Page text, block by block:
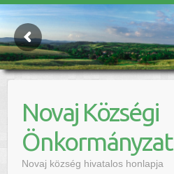
Novaj Községi
Önkormányzat
Novaj község hivatalos honlapja